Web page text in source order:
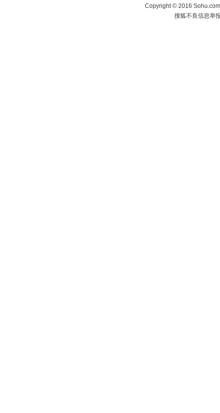
Copyright©2016
搜狐不良信息举